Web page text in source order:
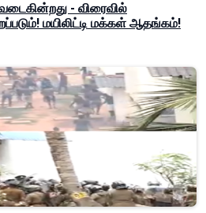
- விரைவில்
மயிலிட்டி மக்கள் ஆதங்கம்!